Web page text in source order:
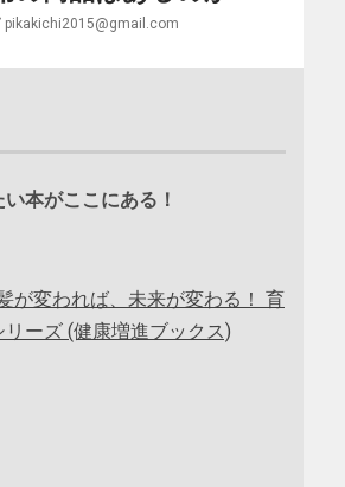
pikakichi2015@gmail.com
本がここにある！
が変われば、未来が変わる！ 育
ーズ (健康増進ブックス)